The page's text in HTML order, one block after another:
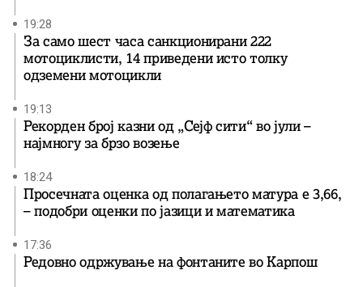
19:28
За само шест часа санкционирани 222
мотоциклисти, 14 приведени исто толку
одземени мотоцикли
19:13
Рекорден број казни од „Сејф сити“ во јули –
најмногу за брзо возење
18:24
Просечната оценка од полагањето матура е 3,66,
– подобри оценки по јазици и математика
17:36
Редовно одржување на фонтаните во Карпош